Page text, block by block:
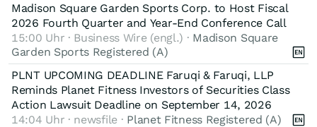
Madison Square Garden Sports Corp. to Host Fiscal
2026 Fourth Quarter and Year-End Conference Call
15:00 Uhr · Business Wire (engl.) · Madison Square
Garden Sports Registered (A)
PLNT UPCOMING DEADLINE Faruqi & Faruqi, LLP
Reminds Planet Fitness Investors of Securities Class
Action Lawsuit Deadline on September 14, 2026
14:04 Uhr · newsfile · Planet Fitness Registered (A)